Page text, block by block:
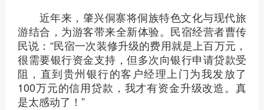
近年来，肇兴侗寨将侗族特色文化与现代旅
游结合，为游客带来全新体验。民宿经营者曹传
民说：“民宿一次装修升级的费用就是上百万元，
很需要银行资金支持，但多次向银行申请贷款受
阻，直到贵州银行的客户经理上门为我发放了
100万元的信用贷款，我才有资金升级改造。真
是太感动了！”